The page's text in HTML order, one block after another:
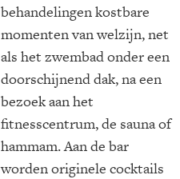
behandelingen kostbare
momenten van welzijn, net
als het zwembad onder een
doorschijnend dak, na een
bezoek aan het
fitnesscentrum, de sauna of
hammam. Aan de bar
worden originele cocktails